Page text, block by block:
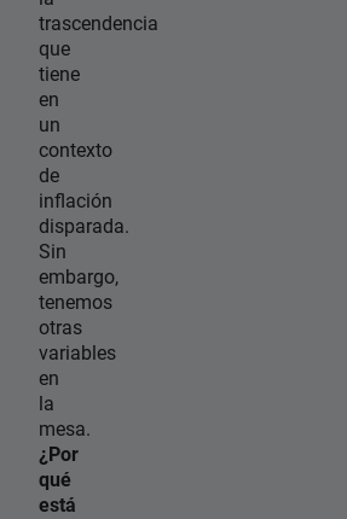
trascendencia
que
tiene
en
un
contexto
de
inflación
disparada.
Sin
embargo,
tenemos
otras
variables
en
la
mesa.
¿Por
qué
está